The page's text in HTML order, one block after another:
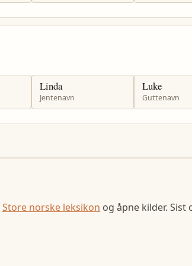
Linda
Jentenavn
Luke
Guttenavn
Store norske leksikon og åpne kilder.